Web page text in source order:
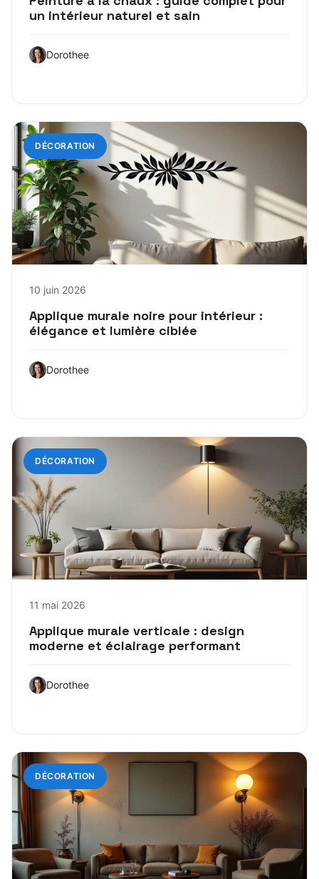
un intérieur naturel et sain
Dorothee
DÉCORATION
10 juin 2026
Applique murale noire pour intérieur :
élégance et lumière ciblée
Dorothee
DÉCORATION
11 mai 2026
Applique murale verticale : design
moderne et éclairage performant
Dorothee
DÉCORATION